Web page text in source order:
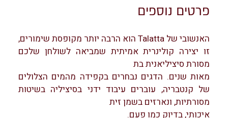
פרטים נוספים
האנשובי של Talatta הוא הרבה יותר מקופסת שימורים,
זו יצירה קולינרית אמיתית שמביאה לשולחן שלכם
מסורת סיציליאנית בת
מאות שנים. הדגים נבחרים בקפידה מהמים הצלולים
של קנטבריה, עוברים עיבוד ידני בסיציליה בשיטות
מסורתיות, ונארזים בשמן זית
איכותי, בדיוק כמו פעם.